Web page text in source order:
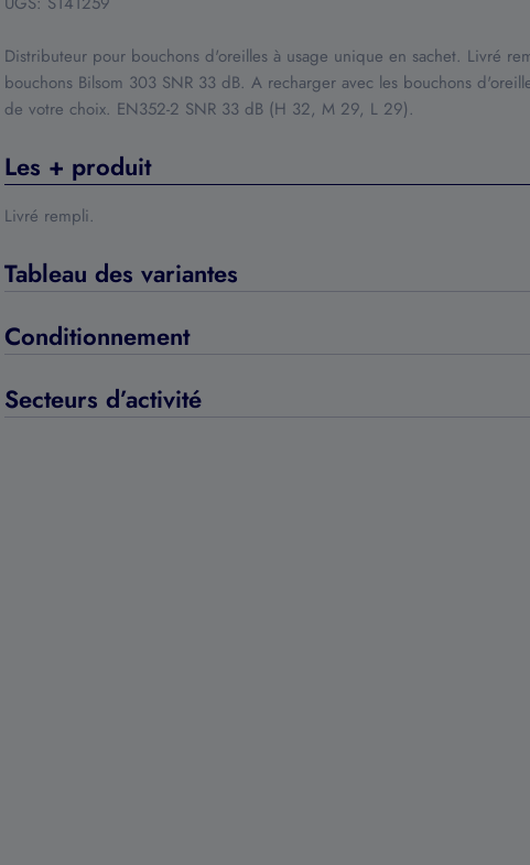
Ouvrir le média 1 en mode modal
Distributeur pour bouchons d'oreilles à usage unique en sachet. Livré
bouchons Bilsom 303 SNR 33 dB. A recharger avec les bouchons
de votre choix. EN352-2 SNR 33 dB (H 32, M 29, L 29).
Les + produit
Livré rempli.
Tableau des variantes
Conditionnement
Secteurs d’activité